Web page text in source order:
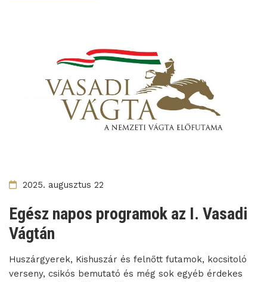
2025. augusztus 22
Egész napos programok az I. Vasadi
Vágtán
Huszárgyerek, Kishuszár és felnőtt futamok, kocsitoló
verseny, csikós bemutató és még sok egyéb érdekes